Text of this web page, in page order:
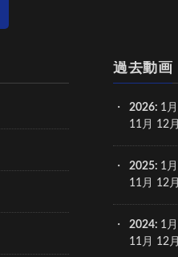
過去動画
2026: 1月
11月
12月
2025: 1月
11月
12月
2024: 1月
11月
12月